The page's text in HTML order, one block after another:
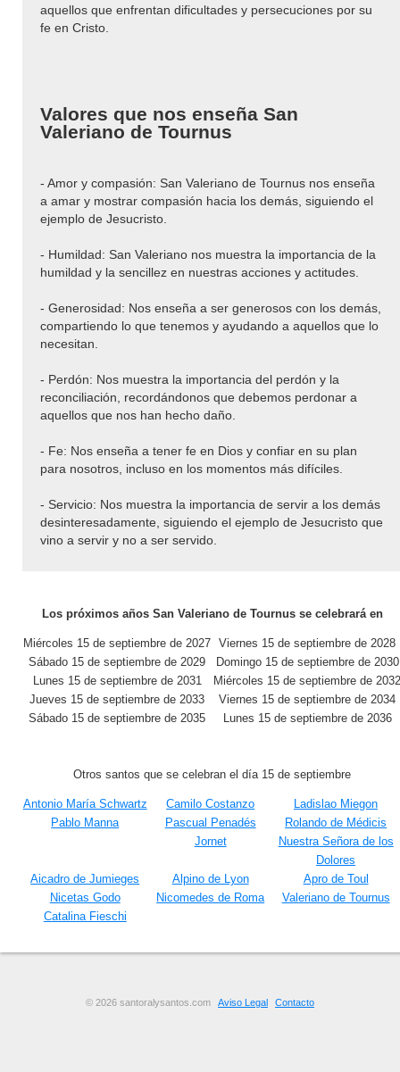
aquellos que enfrentan dificultades y persecuciones por su
fe en Cristo.
Valores que nos enseña San
Valeriano de Tournus
- Amor y compasión: San Valeriano de Tournus nos enseña
a amar y mostrar compasión hacia los demás, siguiendo el
ejemplo de Jesucristo.
- Humildad: San Valeriano nos muestra la importancia de la
humildad y la sencillez en nuestras acciones y actitudes.
- Generosidad: Nos enseña a ser generosos con los demás,
compartiendo lo que tenemos y ayudando a aquellos que lo
necesitan.
- Perdón: Nos muestra la importancia del perdón y la
reconciliación, recordándonos que debemos perdonar a
aquellos que nos han hecho daño.
- Fe: Nos enseña a tener fe en Dios y confiar en su plan
para nosotros, incluso en los momentos más difíciles.
- Servicio: Nos muestra la importancia de servir a los demás
desinteresadamente, siguiendo el ejemplo de Jesucristo que
vino a servir y no a ser servido.
Los próximos años San Valeriano de Tournus se celebrará en
Miércoles 15 de septiembre de 2027
Viernes 15 de septiembre de 2028
Sábado 15 de septiembre de 2029
Domingo 15 de septiembre de 2030
Lunes 15 de septiembre de 2031
Miércoles 15 de septiembre de
Jueves 15 de septiembre de 2033
Viernes 15 de septiembre de 2034
Sábado 15 de septiembre de 2035
Lunes 15 de septiembre de 2036
Otros santos que se celebran el día 15 de septiembre
Antonio María Schwartz Camilo Costanzo
Ladislao Miegon
Pablo Manna
Pascual Penadés
Jornet
Rolando de Médicis
Nuestra Señora de los
Dolores
Aicadro de Jumieges
Alpino de Lyon
Apro de Toul
Nicetas Godo
Nicomedes de Roma
Valeriano de Tournus
Catalina Fieschi
© 2026 santoralysantos.com Aviso Legal Contacto